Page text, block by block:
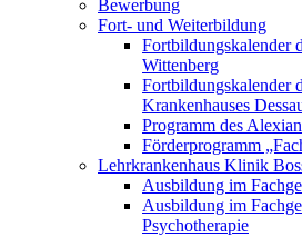
Bewerbung
Fort- und Weiterbildung
Fortbildungskalender
Wittenberg
Fortbildungskalender
Krankenhauses
Programm des
Förderprogramm
Lehrkrankenhaus Klinik
Ausbildung im
Ausbildung im
Psychotherapie